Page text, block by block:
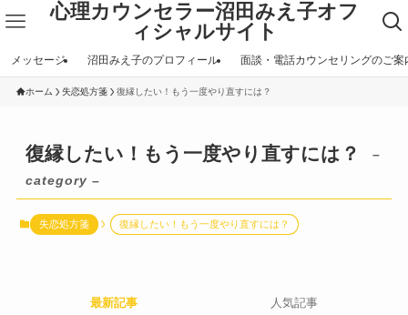
心理カウンセラー沼田みえ子オフ
ィシャルサイト
メッセージ 沼田みえ子のプロフィール 面談・電話カウンセリングのご案
ホーム 失恋処方箋 復縁したい！もう一度やり直すには？
復縁したい！もう一度やり直すには？
–
category –
失恋処方箋 復縁したい！もう一度やり直すには？
最新記事 人気記事